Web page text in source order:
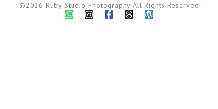
©2026 Ruby Studio Photography All Rights Reserved